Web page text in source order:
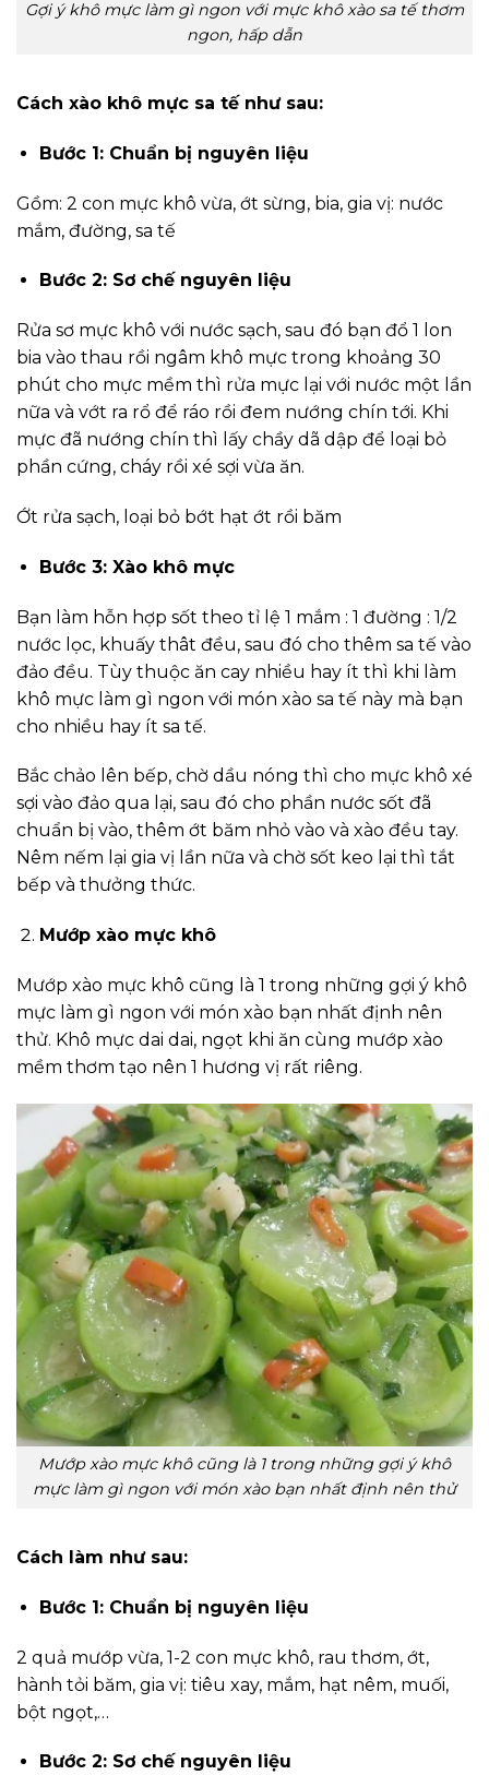
Gợi ý khô mực làm gì ngon với mực khô xào sa tế thơm
ngon, hấp dẫn
Cách xào khô mực sa tế như sau:
Bước 1: Chuẩn bị nguyên liệu
Gồm: 2 con mực khô vừa, ớt sừng, bia, gia vị: nước
mắm, đường, sa tế
Bước 2: Sơ chế nguyên liệu
Rửa sơ mực khô với nước sạch, sau đó bạn đổ 1 lon
bia vào thau rồi ngâm khô mực trong khoảng 30
phút cho mực mềm thì rửa mực lại với nước một lần
nữa và vớt ra rổ để ráo rồi đem nướng chín tới. Khi
mực đã nướng chín thì lấy chầy dã dập để loại bỏ
phần cứng, cháy rồi xé sợi vừa ăn.
Ớt rửa sạch, loại bỏ bớt hạt ớt rồi băm
Bước 3: Xào khô mực
Bạn làm hỗn hợp sốt theo tỉ lệ 1 mắm : 1 đường : 1/2
nước lọc, khuấy thât đều, sau đó cho thêm sa tế vào
đảo đều. Tùy thuộc ăn cay nhiều hay ít thì khi làm
khô mực làm gì ngon với món xào sa tế này mà bạn
cho nhiều hay ít sa tế.
Bắc chảo lên bếp, chờ dầu nóng thì cho mực khô xé
sợi vào đảo qua lại, sau đó cho phần nước sốt đã
chuẩn bị vào, thêm ớt băm nhỏ vào và xào đều tay.
Nêm nếm lại gia vị lần nữa và chờ sốt keo lại thì tắt
bếp và thưởng thức.
Mướp xào mực khô
Mướp xào mực khô cũng là 1 trong những gợi ý khô
mực làm gì ngon với món xào bạn nhất định nên
thử. Khô mực dai dai, ngọt khi ăn cùng mướp xào
mềm thơm tạo nên 1 hương vị rất riêng.
Mướp xào mực khô cũng là 1 trong những gợi ý khô
mực làm gì ngon với món xào bạn nhất định nên thử
Cách làm như sau:
Bước 1: Chuẩn bị nguyên liệu
2 quả mướp vừa, 1-2 con mực khô, rau thơm, ớt,
hành tỏi băm, gia vị: tiêu xay, mắm, hạt nêm, muối,
bột ngọt,…
Bước 2: Sơ chế nguyên liệu